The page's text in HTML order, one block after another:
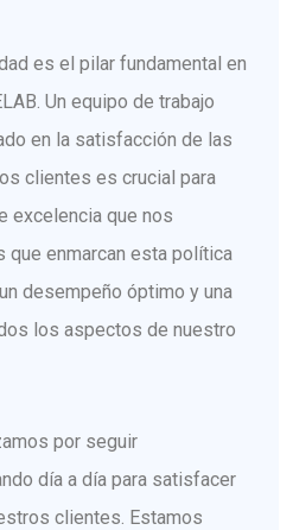
es el pilar fundamental en
Un equipo de trabajo
en la satisfacción de las
clientes es crucial para
excelencia que nos
que enmarcan esta política
desempeño óptimo y una
los aspectos de nuestro
por seguir
día a día para satisfacer
clientes. Estamos